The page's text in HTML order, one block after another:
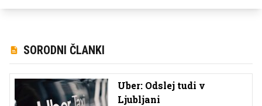
SORODNI ČLANKI
Uber: Odslej tudi v
Ljubljani